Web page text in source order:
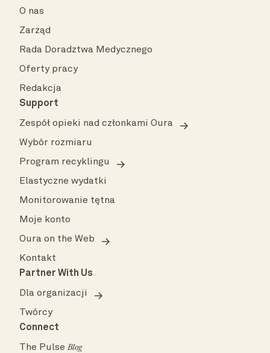
O nas
Zarząd
Rada Doradztwa Medycznego
Oferty pracy
Redakcja
Support
Zespół opieki nad członkami Oura
Wybór rozmiaru
Program recyklingu
Elastyczne wydatki
Monitorowanie tętna
Moje konto
Oura on the Web
Kontakt
Partner With Us
Dla organizacji
Twórcy
Connect
The PulseBlog